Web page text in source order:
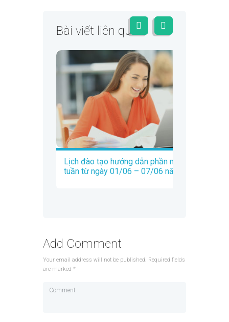
Bài viết liên quan
Lịch đào tạo hướng dẫn phần mềm Trados
tuần từ ngày 01/06 – 07/06 năm 2020
Add Comment
Your email address will not be published. Required fields
are marked *